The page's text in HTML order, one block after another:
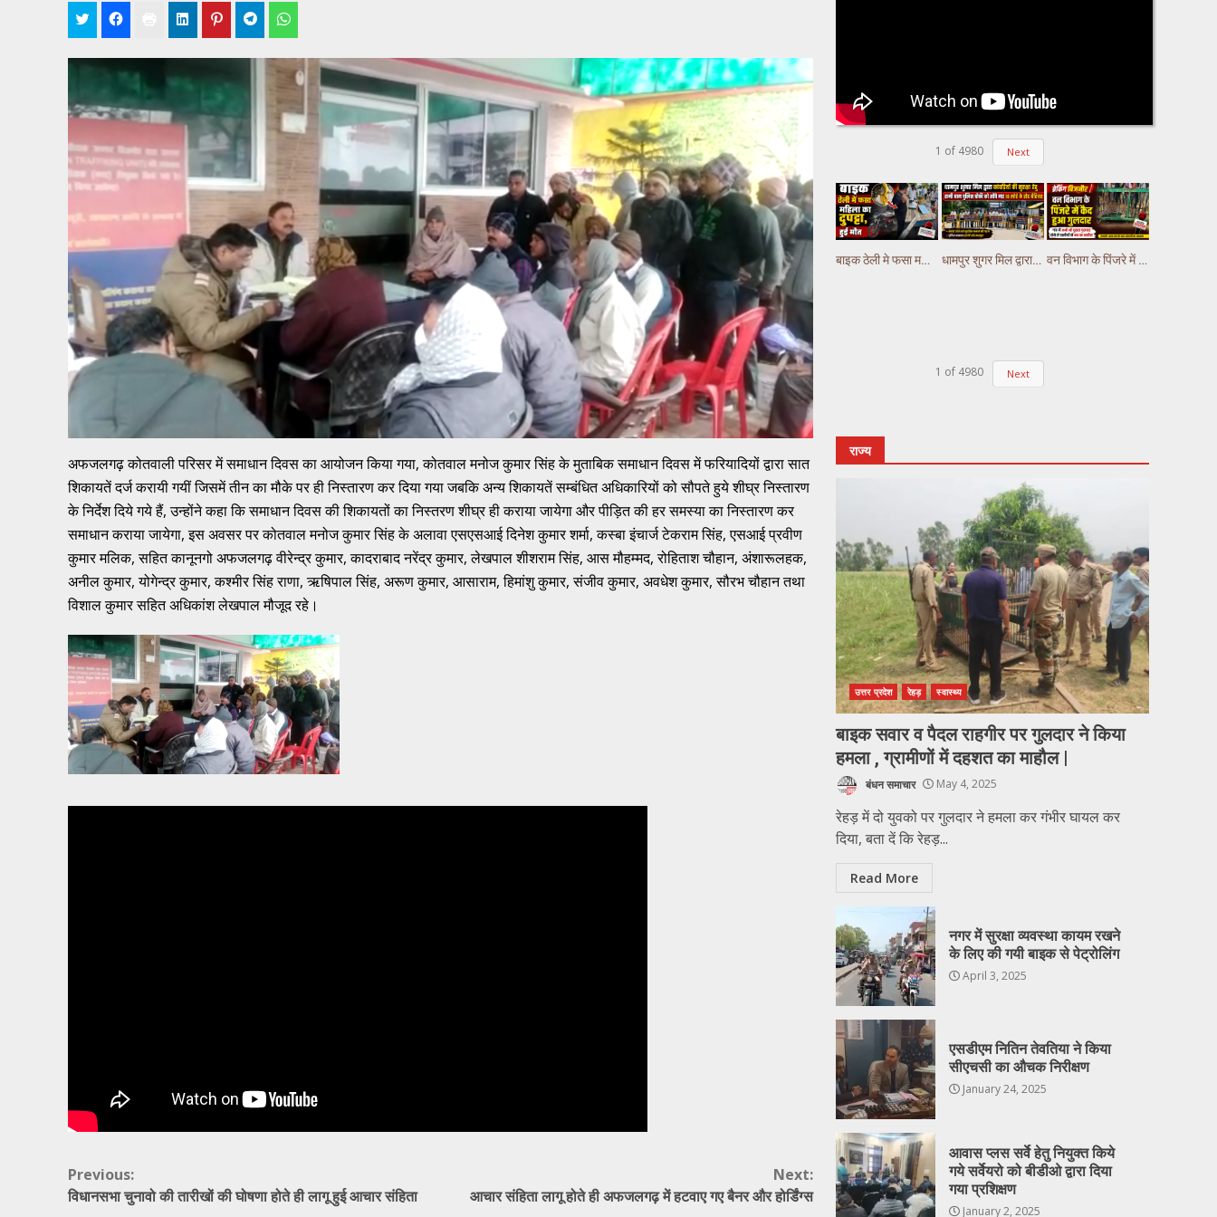
अफजलगढ़ कोतवाली परिसर में समाधान दिवस का आयोजन किया गया, कोतवाल मनोज कुमार सिंह के मुताबिक समाधान दिवस में फरियादियों द्वारा सात
शिकायतें दर्ज करायी गयीं जिसमें तीन का मौके पर ही निस्तारण कर दिया गया जबकि अन्य शिकायतें सम्बंधित अधिकारियों को सौपते हुये शीघ्र निस्तारण
के निर्देश दिये गये हैं, उन्होंने कहा कि समाधान दिवस की शिकायतों का निस्तरण शीघ्र ही कराया जायेगा और पीड़ित की हर समस्या का निस्तारण कर
समाधान कराया जायेगा, इस अवसर पर कोतवाल मनोज कुमार सिंह के अलावा एसएसआई दिनेश कुमार शर्मा, कस्बा इंचार्ज टेकराम सिंह, एसआई प्रवीण
कुमार मलिक, सहित कानूनगो अफजलगढ़ वीरेन्द्र कुमार, कादराबाद नरेंद्र कुमार, लेखपाल शीशराम सिंह, आस मौहम्मद, रोहिताश चौहान, अंशारूलहक,
अनील कुमार, योगेन्द्र कुमार, कश्मीर सिंह राणा, ऋषिपाल सिंह, अरूण कुमार, आसाराम, हिमांशु कुमार, संजीव कुमार, अवधेश कुमार, सौरभ चौहान तथा
विशाल कुमार सहित अधिकांश लेखपाल मौजूद रहे।
Continue
Previous:
विधानसभा चुनावो की तारीखों की घोषणा होते ही लागू हुई आचार संहिता
Next:
आचार संहिता लागू होते ही अफजलगढ़ में हटवाए गए बैनर और होर्डिंग्स
1 of 4980 Next
बाइक ठेली मे फसा महिला का दुपट्टा, हुई मौत धामपुर शुगर मिल द्वारा कांवड़ियों की सुरक्षा हेतु रानी बाग पुलिस चौकी को सौंपे गए लोहे के रोड बैरियर वन विभाग के पिंजरे में कैद हुआ गुलदार, गांव मे अभी भी दूसरा गुलदार होने से ग्रामीणों में भय का माहौल
1 of 4980 Next
राज्य
उत्तर प्रदेश रेहड़ स्वास्थ्य
बाइक सवार व पैदल राहगीर पर गुलदार ने किया
हमला , ग्रामीणों में दहशत का माहौल |
बंधन समाचार May 4, 2025
रेहड़ में दो युवको पर गुलदार ने हमला कर गंभीर घायल कर
दिया, बता दें कि रेहड़...
Read More
नगर में सुरक्षा व्यवस्था कायम रखने
के लिए की गयी बाइक से पेट्रोलिंग
April 3, 2025
एसडीएम नितिन तेवतिया ने किया
सीएचसी का औचक निरीक्षण
January 24, 2025
आवास प्लस सर्वे हेतु नियुक्त किये
गये सर्वेयरो को बीडीओ द्वारा दिया
गया प्रशिक्षण
January 2, 2025